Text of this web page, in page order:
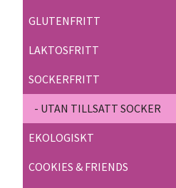
GLUTENFRITT
LAKTOSFRITT
SOCKERFRITT
- UTAN TILLSATT SOCKER
EKOLOGISKT
COOKIES & FRIENDS